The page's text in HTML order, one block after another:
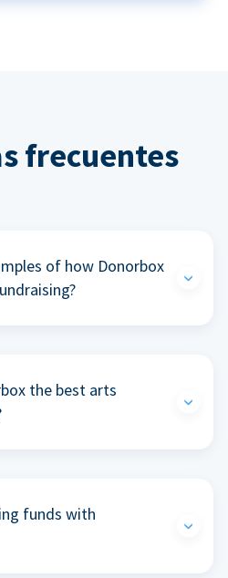
frecuentes
of how Donorbox
the best arts
funds with